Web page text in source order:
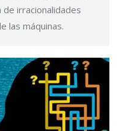
irracionalidades
las máquinas.